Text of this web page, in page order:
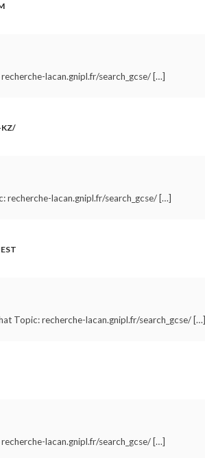
lacan.gnipl.fr/search_gcse/ […]
KZ/
recherche-lacan.gnipl.fr/search_gcse/ […]
Topic: recherche-lacan.gnipl.fr/search_gcse/ […]
lacan.gnipl.fr/search_gcse/ […]